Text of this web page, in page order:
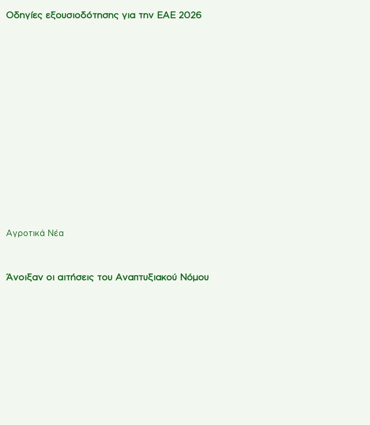
Οδηγίες εξουσιοδότησης για την ΕΑΕ 2026
Αγροτικά Νέα
Άνοιξαν οι αιτήσεις του Αναπτυξιακού Νόμου